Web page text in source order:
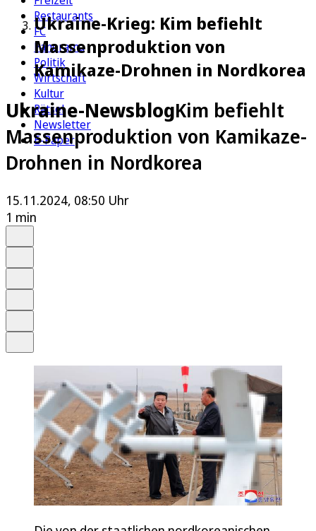
Restaurants
FC
Panorama
Politik
Wirtschaft
Kultur
Rätsel
Newsletter
E-Paper
Ukraine-Krieg: Kim befiehlt
Massenproduktion von
Kamikaze-Drohnen in Nordkorea
Ukraine-NewsblogKim befiehlt
Massenproduktion von Kamikaze-
Drohnen in Nordkorea
15.11.2024, 08:50 Uhr
1 min